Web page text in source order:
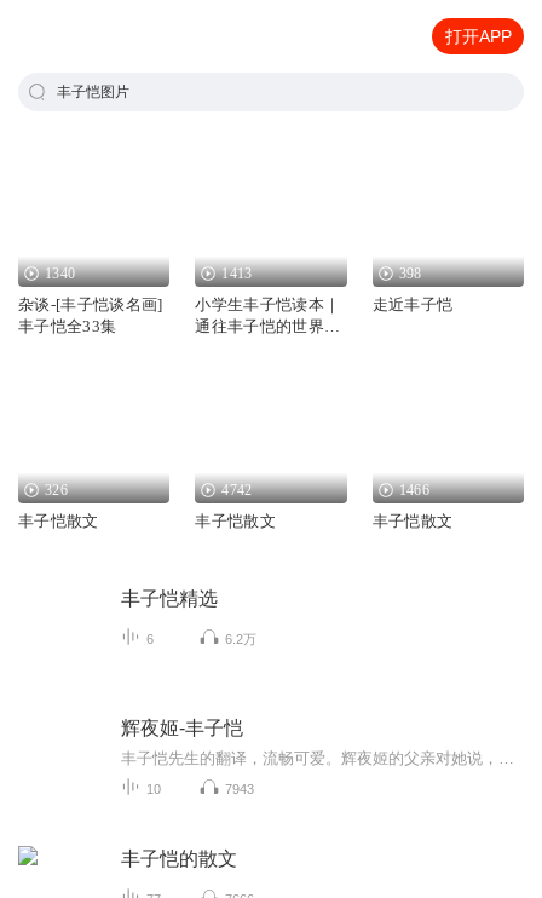
打开APP
丰子恺图片
1340
杂谈-[丰子恺谈名画]
丰子恺全33集
1413
小学生丰子恺读本｜
通往丰子恺的世界｜
398
走近丰子恺
326
丰子恺散文
4742
丰子恺散文
1466
丰子恺散文
丰子恺精选
6 6.2万
辉夜姬-丰子恺
10 7943
丰子恺的散文